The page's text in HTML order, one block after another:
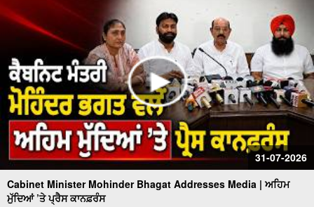
31-07-2026
Cabinet Minister Mohinder Bhagat Addresses Media | ਅਹਿਮ
ਮੁੱਦਿਆਂ ’ਤੇ ਪ੍ਰੈਸ ਕਾਨਫ਼ਰੰਸ